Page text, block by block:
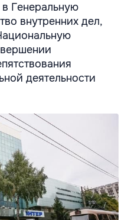
Генеральную
внутренних дел,
деятельности